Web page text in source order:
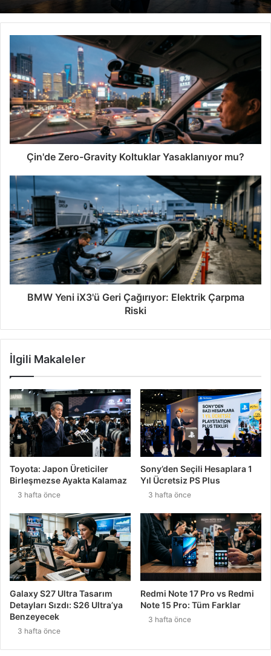
Çin'de Zero-Gravity Koltuklar Yasaklanıyor mu?
BMW Yeni iX3'ü Geri Çağırıyor: Elektrik Çarpma
Riski
İlgili Makaleler
Toyota: Japon Üreticiler
Birleşmezse Ayakta Kalamaz
3 hafta önce
Sony’den Seçili Hesaplara 1
Yıl Ücretsiz PS Plus
3 hafta önce
Galaxy S27 Ultra Tasarım
Detayları Sızdı: S26 Ultra’ya
Benzeyecek
3 hafta önce
Redmi Note 17 Pro vs Redmi
Note 15 Pro: Tüm Farklar
3 hafta önce